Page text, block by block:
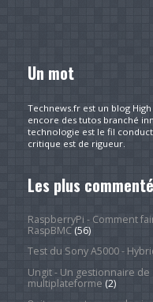
Un mot
Technews.fr est un blog
encore des tutos branché
technologie est le fil
critique est de rigueur.
Les plus
RaspberryPi - Comment
RaspBMC(56)
Test du Sony A5000 -
Ungit - Un gestionnaire
multiplateforme (2)